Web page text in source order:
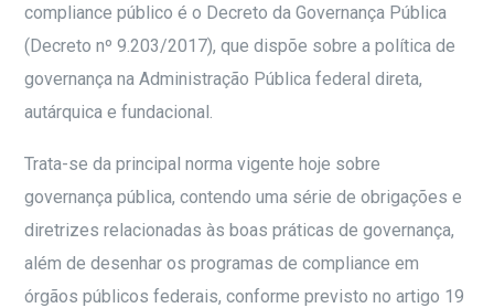
compliance público é o Decreto da Governança Pública
(Decreto nº 9.203/2017), que dispõe sobre a política de
governança na Administração Pública federal direta,
autárquica e fundacional.
Trata-se da principal norma vigente hoje sobre
governança pública, contendo uma série de obrigações e
diretrizes relacionadas às boas práticas de governança,
além de desenhar os programas de compliance em
órgãos públicos federais, conforme previsto no artigo 19